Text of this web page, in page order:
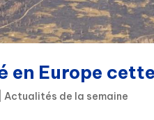
en Europe
|Actualités de la semaine